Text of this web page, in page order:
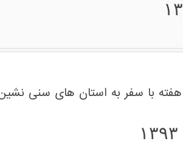
با سفر به استان های سنی نشین